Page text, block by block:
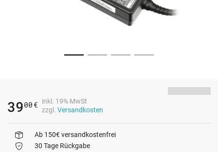
3900 €
inkl. 19% MwSt
zzgl. Versandkosten
Ab 150€ versandkostenfrei
30 Tage Rückgabe